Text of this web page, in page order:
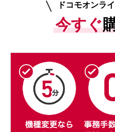
ドコモオンラ
今すぐ